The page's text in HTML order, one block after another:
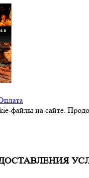
файлы на сайте.